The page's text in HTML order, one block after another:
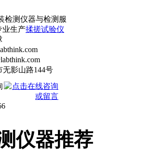
检测仪器与检测服
业生产揉搓试验仪
无影山路144号
仪器推荐